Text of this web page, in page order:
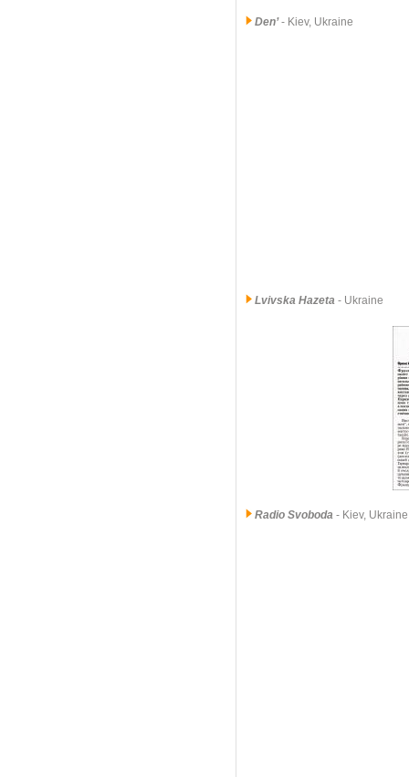
Den’- Kiev, Ukraine
Lvivska Hazeta - Ukraine
Radio Svoboda - Kiev, Ukraine